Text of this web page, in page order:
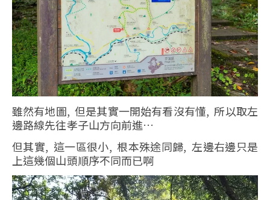
雖然有地圖, 但是其實一開始有看沒有懂, 所以取左
邊路線先往孝子山方向前進…
但其實, 這一區很小, 根本殊途同歸, 左邊右邊只是
上這幾個山頭順序不同而已啊